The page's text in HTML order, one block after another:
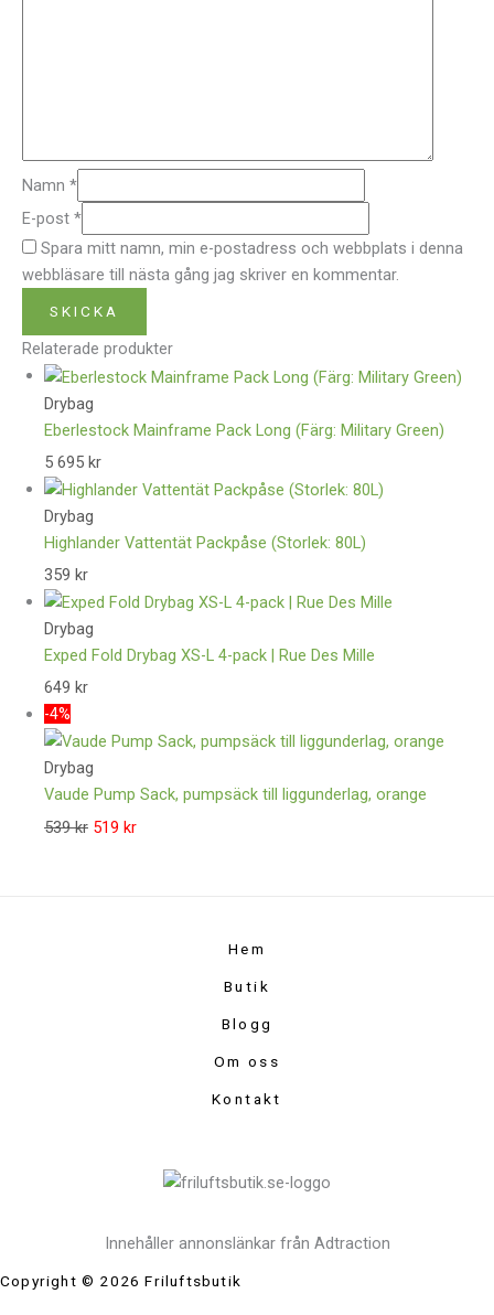
Namn *
E-post *
Spara mitt namn, min e-postadress och webbplats i denna
webbläsare till nästa gång jag skriver en kommentar.
Relaterade produkter
Drybag
Eberlestock Mainframe Pack Long (Färg: Military Green)
5 695 kr
Drybag
Highlander Vattentät Packpåse (Storlek: 80L)
359 kr
Drybag
Exped Fold Drybag XS-L 4-pack | Rue Des Mille
649 kr
-4%
Drybag
Vaude Pump Sack, pumpsäck till liggunderlag, orange
539kr 519 kr
Hem
Butik
Blogg
Om oss
Kontakt
Innehåller annonslänkar från Adtraction
Copyright © 2026 Friluftsbutik